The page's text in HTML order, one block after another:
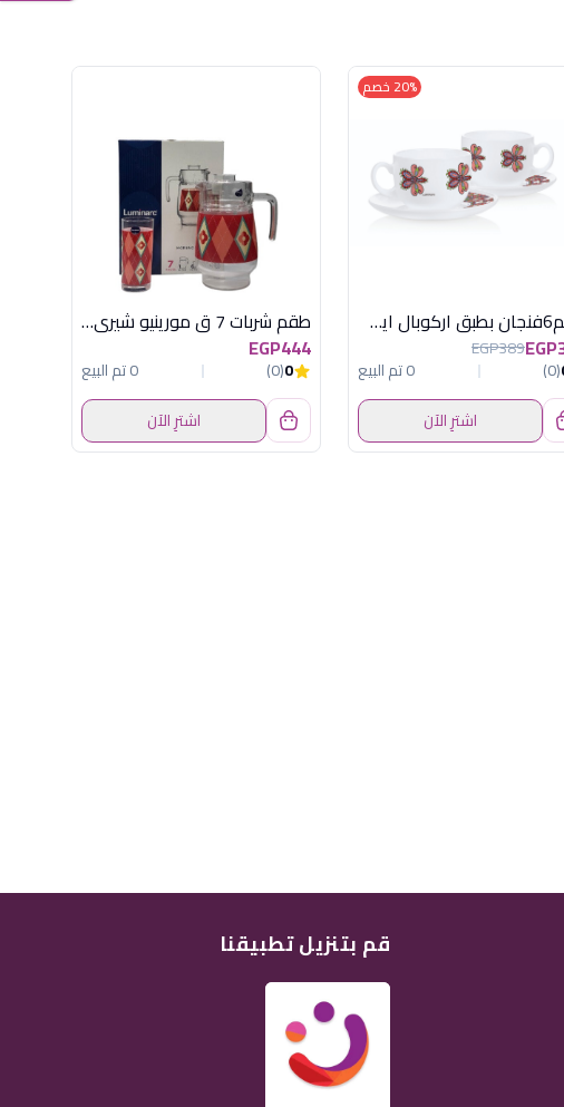
20% خصم
طقم6فنجان بطبق اركوبال ايسنس ويجوساامارا
EGP389
(0)
0 تم البيع
اشترِ الآن
طقم شربات 7 ق مورينيو شيري لومينارك
EGP444
0
(0)
0 تم البيع
اشترِ الآن
قم بتنزيل تطبيقنا